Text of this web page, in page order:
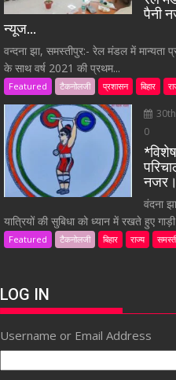
पैनी
न्यूज…
वन्दना झा, समस्तीपुर:- रेल मंडल में मान्यता
के साथ वर्ष 2021 की प्रथम...
Featured टैकनोलजी प्रशासन बिहार
0
वंदना
यात्रियों की सुबिधा को ध्यान में रखते हुए
Featured टैकनोलजी बिहार राज्य
LOG IN
Username or Email Address